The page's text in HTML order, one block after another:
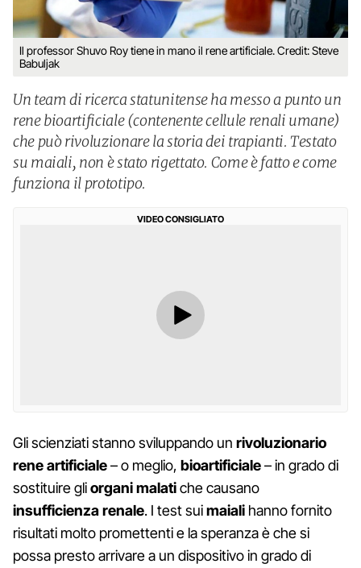
Il professor Shuvo Roy tiene in mano il rene artificiale. Credit: Steve
Babuljak
Un team di ricerca statunitense ha messo a punto un
rene bioartificiale (contenente cellule renali umane)
che può rivoluzionare la storia dei trapianti. Testato
su maiali, non è stato rigettato. Come è fatto e come
funziona il prototipo.
VIDEO CONSIGLIATO
Gli scienziati stanno sviluppando un rivoluzionario
rene artificiale– o meglio, bioartificiale– in grado di
sostituire gliorgani malatiche causano
insufficienza renale. I test suimaiali hanno fornito
risultati molto promettenti e la speranza è che si
possa presto arrivare a un dispositivo in grado di